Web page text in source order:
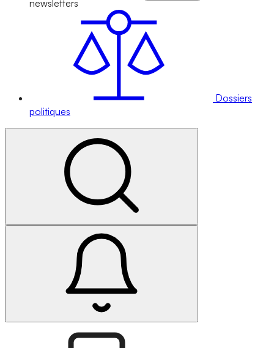
newsletters
Dossiers
politiques